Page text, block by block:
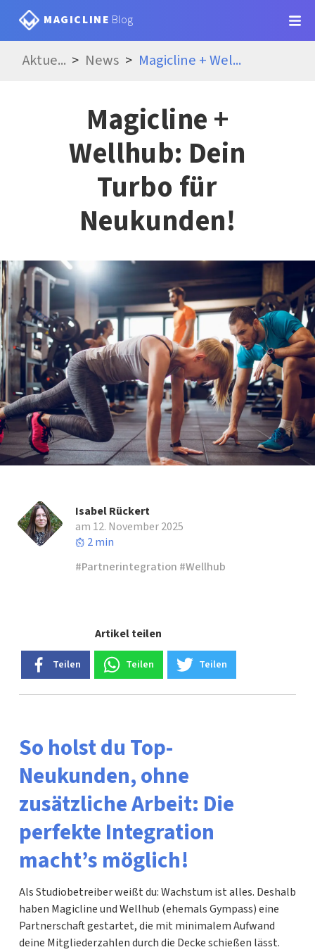
MAGICLINE Blog
Aktue... News Magicline + Wel...
Magicline +
Wellhub: Dein
Turbo für
Neukunden!
So holst du Top-
Neukunden, ohne
zusätzliche Arbeit: Die
perfekte Integration
macht’s möglich!
Als Studiobetreiber weißt du: Wachstum ist alles. Deshalb
haben Magicline und Wellhub (ehemals Gympass) eine
Partnerschaft gestartet, die mit minimalem Aufwand
deine Mitgliederzahlen durch die Decke schießen lässt.
Isabel Rückert
am 12. November 2025
2 min
Partnerintegration Wellhub
Artikel teilen
Teilen Teilen Teilen